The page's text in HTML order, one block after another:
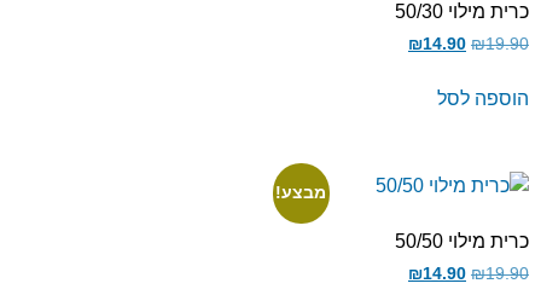
כרית מילוי 50/30
₪19.90
₪14.90
הוספה לסל
מבצע!
כרית מילוי 50/50
₪19.90
₪14.90